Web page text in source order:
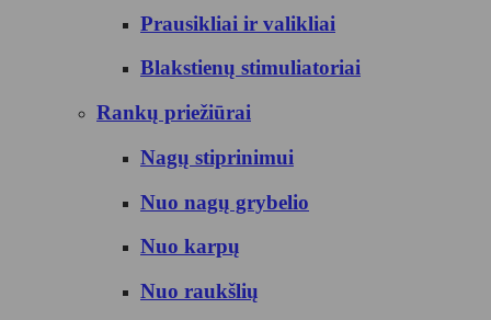
Prausikliai ir valikliai
Blakstienų stimuliatoriai
Rankų priežiūrai
Nagų stiprinimui
Nuo nagų grybelio
Nuo karpų
Nuo raukšlių